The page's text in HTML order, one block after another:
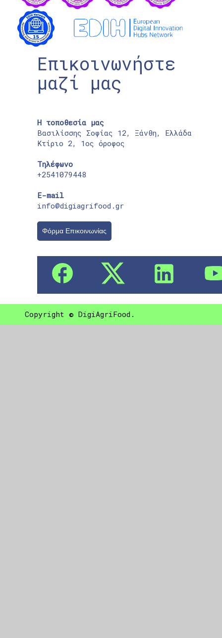
Επικοινωνήστε
μαζί μας
Η τοποθεσία μας
Βασιλίσσης Σοφίας 12, Ξάνθη, Ελλάδα
Κτίριο 2, 1ος όροφος
Τηλέφωνο
+2541079448
E-mail
info@digiagrifood.gr
Φόρμα Επικοινωνίας
Copyright © DigiAgriFood.